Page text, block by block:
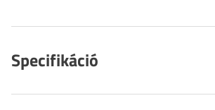
Specifikáció